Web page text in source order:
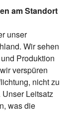
am Standort
unser
Wir sehen
Produktion
verspüren
nicht zu
Leitsatz
was die